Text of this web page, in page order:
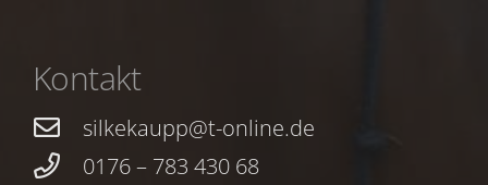
Kontakt
silkekaupp@t-online.de
0176 – 783 430 68